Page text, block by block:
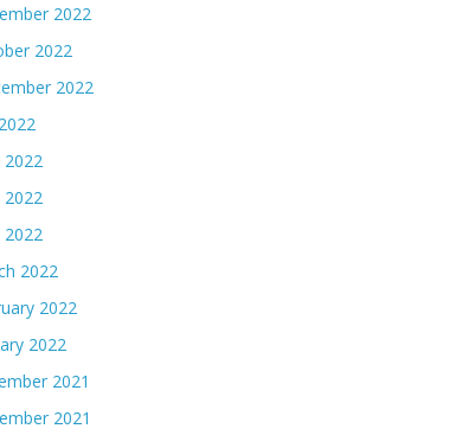
2022
2022
2022
2022
2022
2022
2022
2022
2022
2021
2021